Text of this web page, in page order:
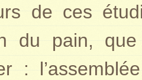
de ces
du pain,
: